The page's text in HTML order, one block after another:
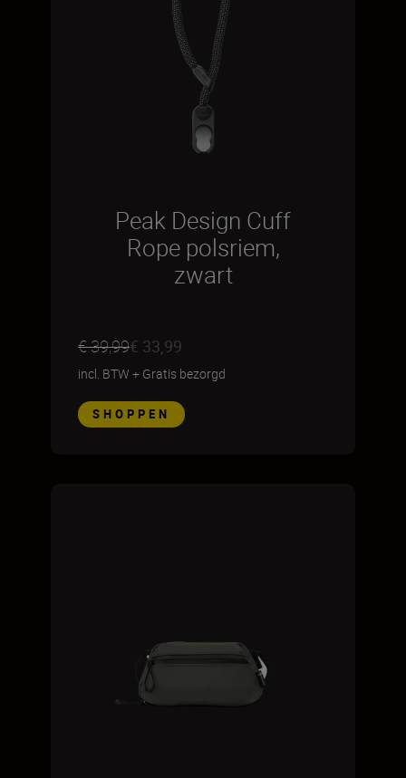
Peak Design Cuff
Rope polsriem,
zwart
€ 39,99€ 33,99
incl. BTW + Gratis bezorgd
SHOPPEN